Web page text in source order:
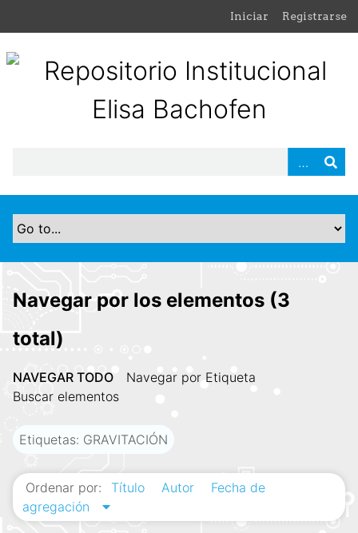
n
Iniciar Registrarse
Navegar por los elementos (3
total)
NAVEGAR TODO
Navegar por Etiqueta
Buscar elementos
Etiquetas: GRAVITACIÓN
Ordenar por: Título Autor
Fecha de
agregación